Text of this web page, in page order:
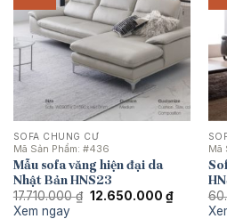
SOFA CHUNG CƯ
Mã Sản Phẩm: #436
Mẫu sofa văng hiện đại da
Nhật Bản HNS23
17.710.000₫ Giá
12.650.000 ₫Giá
hiện
Xem ngay
Mã